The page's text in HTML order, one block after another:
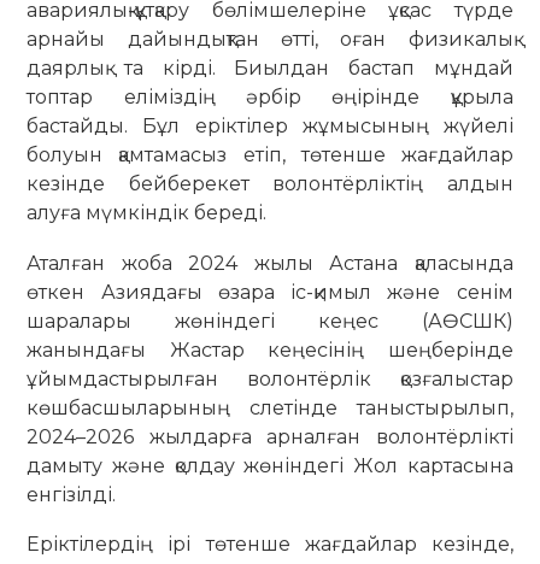
авариялық-құтқару бөлімшелеріне ұқсас түрде
арнайы дайындықтан өтті, оған физикалық
даярлық та кірді. Биылдан бастап мұндай
топтар еліміздің әрбір өңірінде құрыла
бастайды. Бұл еріктілер жұмысының жүйелі
болуын қамтамасыз етіп, төтенше жағдайлар
кезінде бейберекет волонтёрліктің алдын
алуға мүмкіндік береді.
Аталған жоба 2024 жылы Астана қаласында
өткен Азиядағы өзара іс-қимыл және сенім
шаралары жөніндегі кеңес (АӨСШК)
жанындағы Жастар кеңесінің шеңберінде
ұйымдастырылған волонтёрлік қозғалыстар
көшбасшыларының слетінде таныстырылып,
2024–2026 жылдарға арналған волонтёрлікті
дамыту және қолдау жөніндегі Жол картасына
енгізілді.
Еріктілердің ірі төтенше жағдайлар кезінде,